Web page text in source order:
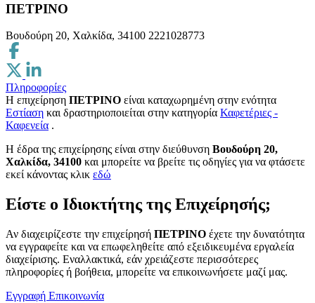
ΠΕΤΡΙΝΟ
Βουδούρη 20, Χαλκίδα, 34100 2221028773
Πληροφορίες
Η επιχείρηση ΠΕΤΡΙΝΟ είναι καταχωρημένη στην ενότητα
Εστίαση και δραστηριοποιείται στην κατηγορία Καφετέριες -
Καφενεία .
H έδρα της επιχείρησης είναι στην διεύθυνση Βουδούρη 20,
Χαλκίδα, 34100 και μπορείτε να βρείτε τις οδηγίες για να φτάσετε
εκεί κάνοντας κλικ εδώ
Είστε ο Ιδιοκτήτης της Επιχείρησής;
Αν διαχειρίζεστε την επιχείρησή ΠΕΤΡΙΝΟ έχετε την δυνατότητα
να εγγραφείτε και να επωφεληθείτε από εξειδικευμένα εργαλεία
διαχείρισης. Εναλλακτικά, εάν χρειάζεστε περισσότερες
πληροφορίες ή βοήθεια, μπορείτε να επικοινωνήσετε μαζί μας.
Εγγραφή Επικοινωνία